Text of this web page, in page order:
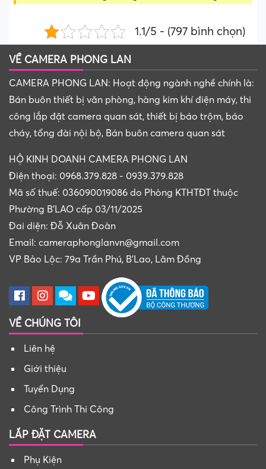
1.1/5 - (797 bình chọn)
VỀ CAMERA PHONG LAN
CAMERA PHONG LAN: Hoạt động ngành nghề chính là:
Bán buôn thiết bị văn phòng, hàng kim khí điện máy, thi
công lắp đặt camera quan sát, thiết bị báo trộm, báo
cháy, tổng đài nội bộ, Bán buôn camera quan sát
HỘ KINH DOANH CAMERA PHONG LAN
Điện thoại: 0968.379.828 - 0939.379.828
Mã số thuế: 036090019086 do Phòng KTHTĐT thuộc
Phường B'LAO cấp 03/11/2025
Đai diện: Đỗ Xuân Đoàn
Email: cameraphonglanvn@gmail.com
VP Bảo Lộc: 79a Trần Phú, B'Lao, Lâm Đồng
VỀ CHÚNG TÔI
Liên hệ
Giới thiệu
Tuyển Dụng
Công Trình Thi Công
LẮP ĐẶT CAMERA
Phụ Kiện